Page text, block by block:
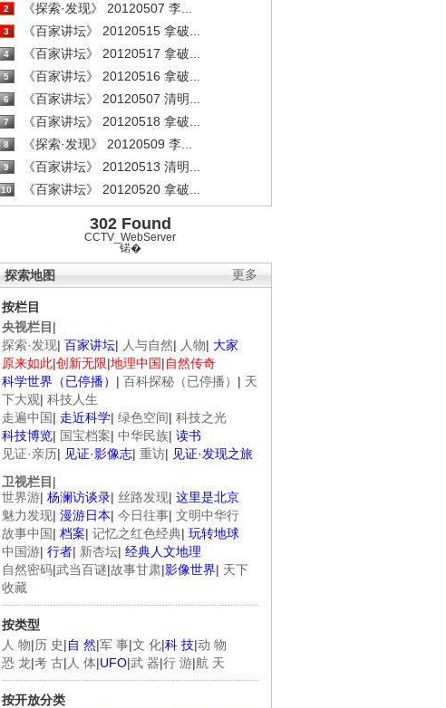
2 《探索·发现》 20120507 李...
3 《百家讲坛》 20120515 拿破...
4 《百家讲坛》 20120517 拿破...
5 《百家讲坛》 20120516 拿破...
6 《百家讲坛》 20120507 清明...
7 《百家讲坛》 20120518 拿破...
8 《探索·发现》 20120509 李...
9 《百家讲坛》 20120513 清明...
10 《百家讲坛》 20120520 拿破...
302 Found
CCTV_WebServer
锘�
更多
探索地图
按栏目
央视栏目 |
探索·发现| 百家讲坛| 人与自然| 人物| 大家
原来如此|创新无限|地理中国|自然传奇
科学世界（已停播） | 百科探秘（已停播） | 天
下大观| 科技人生
走遍中国| 走近科学| 绿色空间| 科技之光
科技博览| 国宝档案| 中华民族| 读书
见证·亲历| 见证·影像志| 重访| 见证·发现之旅
卫视栏目 |
世界游| 杨澜访谈录| 丝路发现| 这里是北京
魅力发现| 漫游日本| 今日往事| 文明中华行
故事中国| 档案| 记忆之红色经典| 玩转地球
中国游| 行者| 新杏坛| 经典人文地理
自然密码|武当百谜|故事甘肃|影像世界| 天下
收藏
按类型
人 物|历 史|自 然|军 事|文 化|科 技|动 物
恐 龙|考 古| 人 体|UFO|武 器|行 游|航 天
按开放分类